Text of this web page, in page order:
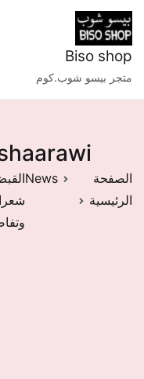
تخطى
إلى
المحتوى
Biso shop
متجر بيسو شوب.كوم
الصفحة
الرئيسية
News